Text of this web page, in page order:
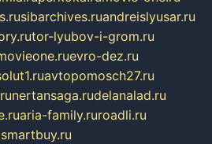
sibarchives.ruandreislyusar.ru
tor-lyubov-i-grom.ru
evro-dez.ru
avtopomosch27.ru
nertansaga.rudelanalad.ru
aria-family.ruroadli.ru